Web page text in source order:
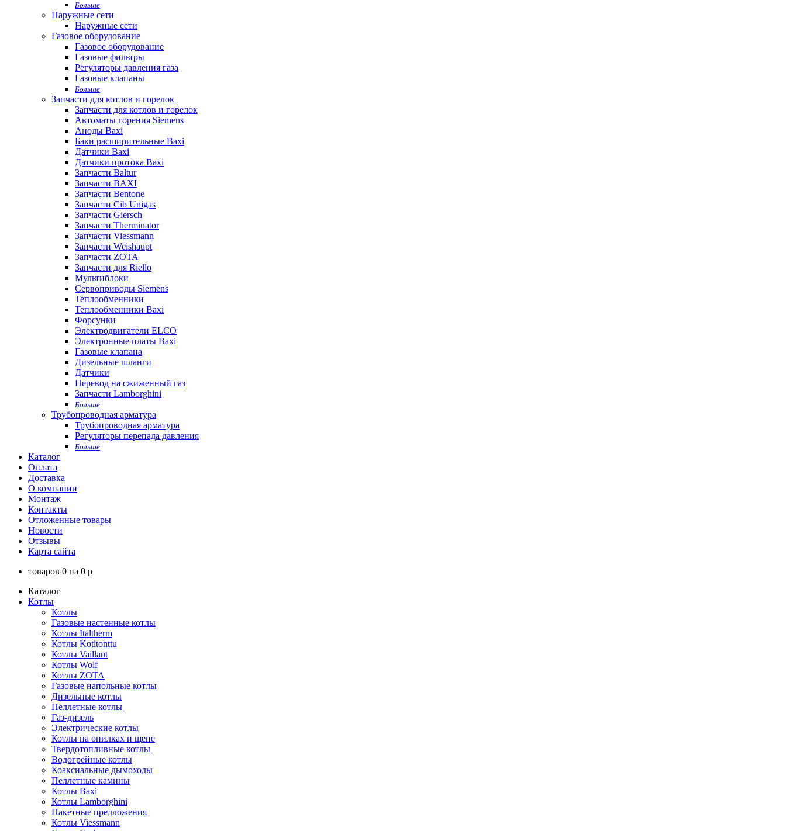
Больше
Наружные сети
Наружные сети
Газовое оборудование
Газовое оборудование
Газовые фильтры
Регуляторы давления газа
Газовые клапаны
Больше
Запчасти для котлов и горелок
Запчасти для котлов и горелок
Автоматы горения Siemens
Аноды Baxi
Баки расширительные Baxi
Датчики Baxi
Датчики протока Baxi
Запчасти Baltur
Запчасти BAXI
Запчасти Bentone
Запчасти Cib Unigas
Запчасти Giersch
Запчасти Therminator
Запчасти Viessmann
Запчасти Weishaupt
Запчасти ZOTA
Запчасти для Riello
Мультиблоки
Сервоприводы Siemens
Теплообменники
Теплообменники Baxi
Форсунки
Электродвигатели ELCO
Электронные платы Baxi
Газовые клапана
Дизельные шланги
Датчики
Перевод на сжиженный газ
Запчасти Lamborghini
Больше
Трубопроводная арматура
Трубопроводная арматура
Регуляторы перепада давления
Больше
Каталог
Оплата
Доставка
О компании
Монтаж
Контакты
Отложенные товары
Новости
Отзывы
Карта сайта
товаров 0 на 0 p
Каталог
Котлы
Котлы
Газовые настенные котлы
Котлы Italtherm
Котлы Kotitonttu
Котлы Vaillant
Котлы Wolf
Котлы ZOTA
Газовые напольные котлы
Дизельные котлы
Пеллетные котлы
Газ-дизель
Электрические котлы
Котлы на опилках и щепе
Твердотопливные котлы
Водогрейные котлы
Коаксиальные дымоходы
Пеллетные камины
Котлы Baxi
Котлы Lamborghini
Пакетные предложения
Котлы Viessmann